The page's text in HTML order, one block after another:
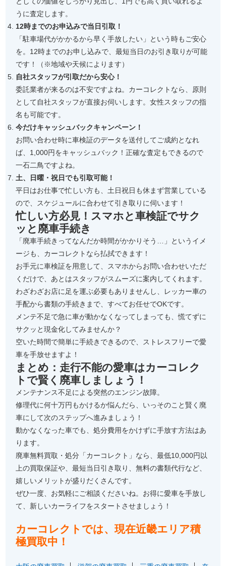
うに査定します。
12時までのお申込みで当日引取！
「駐車場代がかかるから早く手放したい」という時もご安心
を。12時までのお申し込みで、最短当日のお引き取りが可能
です！（※地域や天候によります）
自社スタッフが引取だから安心！
委託業者が来るのは不安ですよね。カーコレクトなら、原則
として自社スタッフが直接お伺いします。女性スタッフの指
名も可能です。
今だけキャッシュバックキャンペーン！
お問い合わせ時に車検証のデータを送付してご成約となれ
ば、1,000円をキャッシュバック！正確な査定もできるので
一石二鳥ですよね。
土、日曜・祝日でも引取可能！
平日はお仕事で忙しい方も、土日祝日も休まず営業している
ので、スケジュールに合わせて引き取りに伺います！
忙しい方必見！スマホと車検証でサク
ッと廃車手続き
「廃車手続きってなんだか時間がかかりそう…」というイメ
ージも、カーコレクトなら払拭できます！
お手元に車検証を用意して、スマホからお問い合わせいただ
くだけで、あとはスタッフがスムーズに案内してくれます。
わざわざお店に足を運ぶ必要もありませんし、レッカー車の
手配から書類の手続きまで、すべてお任せでOKです。
メンテ不足で急に車が動かなくなってしまっても、慌てずに
サクッと現金化してみませんか？
空いた時間で簡単に手続きできるので、ストレスフリーで愛
車を手放せますよ！
まとめ：走行不能の愛車はカーコレク
トで賢く廃車しましょう！
メンテナンス不足による突然のエンジン故障。
修理代に何十万円もかけるか悩んだら、いっそのこと賢く廃
車にして次のステップへ進みましょう！
動かなくなった車でも、処分費用をかけずに手放す方法はあ
ります。
廃車無料買取・処分「カーコレクト」なら、最低10,000円以
上の買取保証や、最短当日引き取り、無料の書類代行など、
嬉しいメリットが盛りだくさんです。
ぜひ一度、お気軽にご相談くださいね。お得に愛車を手放し
て、新しいカーライフをスタートさせましょう！
カーコレクトでは、現在近畿エリア積
極買取中！